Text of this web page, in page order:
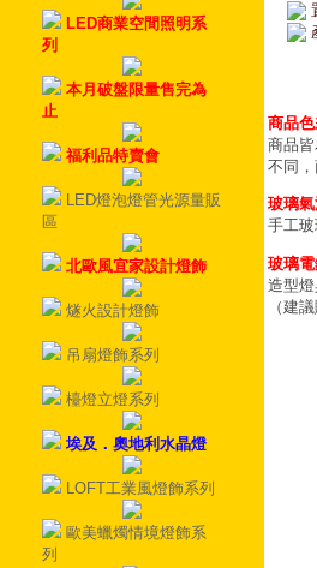
LED商業空間照明系
列
本月破盤限量售完為
止
福利品特賣會
LED燈泡燈管光源量販
區
北歐風宜家設計燈飾
燧火設計燈飾
吊扇燈飾系列
檯燈立燈系列
埃及．奧地利水晶燈
LOFT工業風燈飾系列
歐美蠟燭情境燈飾系
列
商品
商品
不同
玻璃
手工
玻璃
造型
（建